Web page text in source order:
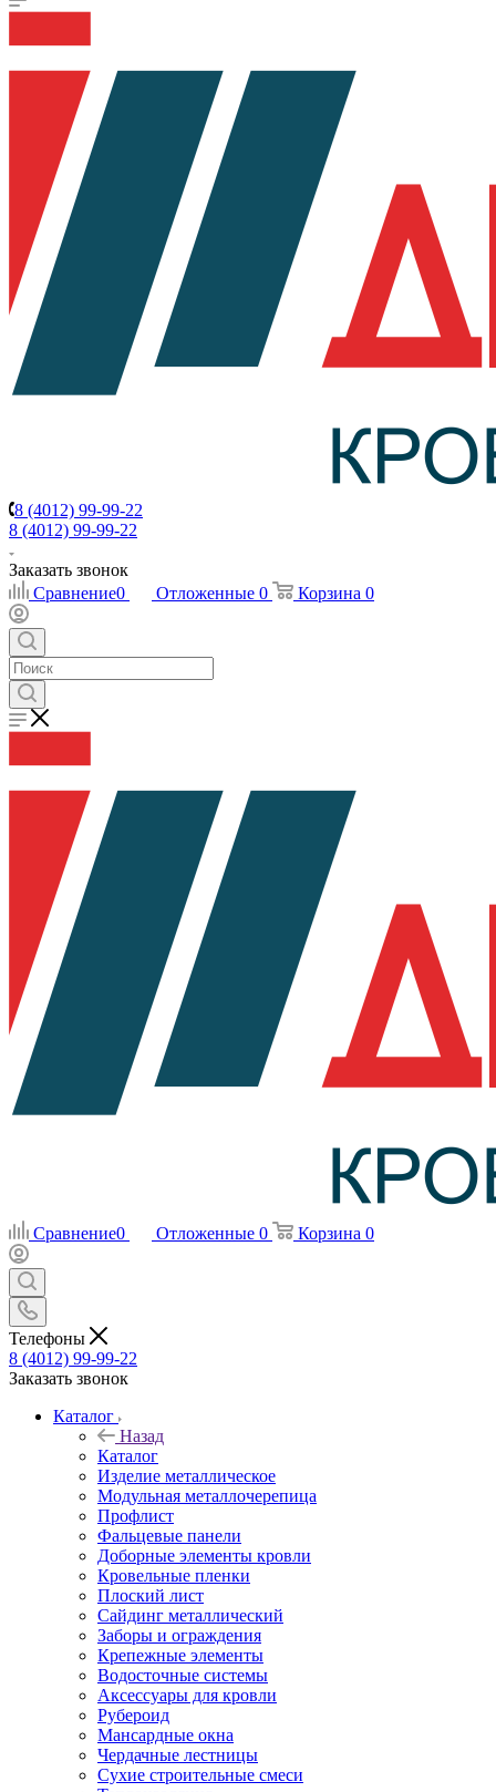
8 (4012) 99-99-22
8 (4012) 99-99-22
Заказать звонок
Сравнение0 Отложенные 0 Корзина 0
Сравнение0 Отложенные 0 Корзина 0
Телефоны
8 (4012) 99-99-22
Заказать звонок
Каталог
Назад
Каталог
Изделие металлическое
Модульная металлочерепица
Профлист
Фальцевые панели
Доборные элементы кровли
Кровельные пленки
Плоский лист
Сайдинг металлический
Заборы и ограждения
Крепежные элементы
Водосточные системы
Аксессуары для кровли
Рубероид
Мансардные окна
Чердачные лестницы
Сухие строительные смеси